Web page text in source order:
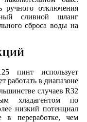
ручного отключения
сливной шланг
сброса воды на
пинт использует
работать в диапазоне
случаев R32
хладагентом по
низкий потенциал
в переработке, чем